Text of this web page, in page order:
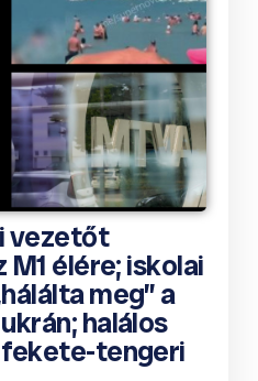
vezetőt
élére; iskolai
meg” a
halálos
tengeri